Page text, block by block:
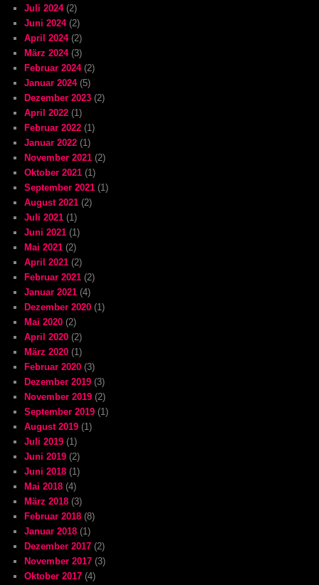
Juli 2024(2)
Juni 2024(2)
April 2024(2)
März 2024(3)
Februar 2024(2)
Januar 2024(5)
Dezember 2023 (2)
April 2022 (1)
Februar 2022 (1)
Januar 2022 (1)
November 2021 (2)
Oktober 2021 (1)
September 2021 (1)
August 2021 (2)
Juli 2021 (1)
Juni 2021 (1)
Mai 2021 (2)
April 2021 (2)
Februar 2021 (2)
Januar 2021 (4)
Dezember 2020 (1)
Mai 2020 (2)
April 2020 (2)
März 2020 (1)
Februar 2020 (3)
Dezember 2019 (3)
November 2019 (2)
September 2019 (1)
August 2019 (1)
Juli 2019 (1)
Juni 2019 (2)
Juni 2018 (1)
Mai 2018 (4)
März 2018 (3)
Februar 2018 (8)
Januar 2018 (1)
Dezember 2017 (2)
November 2017 (3)
Oktober 2017 (4)